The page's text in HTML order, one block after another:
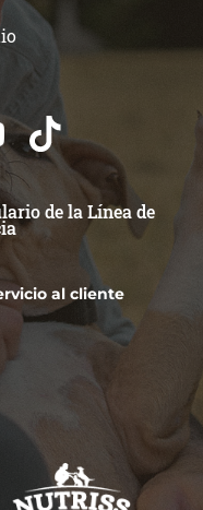
de la Línea de
al cliente